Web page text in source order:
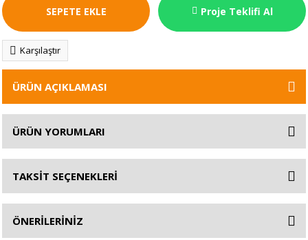
SEPETE EKLE Proje Teklifi Al
Karşılaştır
ÜRÜN AÇIKLAMASI
ÜRÜN YORUMLARI
TAKSİT SEÇENEKLERİ
ÖNERİLERİNİZ